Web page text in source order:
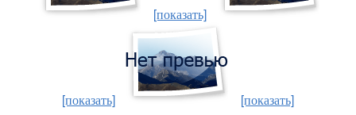
[показать]
[показать] [показать]